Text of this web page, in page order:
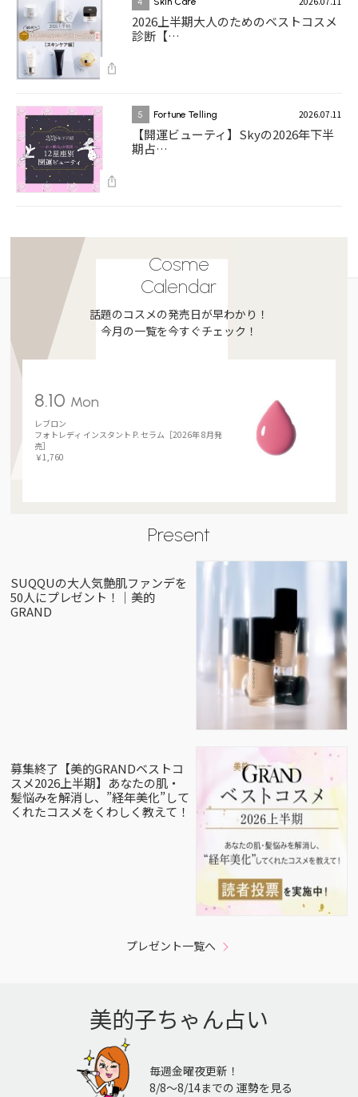
2026上半期大人のためのベストコスメ
診断【…
5 Fortune Telling 2026.07.11
【開運ビューティ】Skyの2026年下半
期占…
Cosme
Calendar
話題のコスメの発売日が早わかり！
今月の一覧を今すぐチェック！
8.10 Mon
レブロン
フォトレディ インスタント P. セラム［2026年 8月発
売］
￥1,760
Present
SUQQUの大人気艶肌ファンデを
50人にプレゼント！｜美的
GRAND
募集終了【美的GRANDベストコ
スメ2026上半期】あなたの肌・
髪悩みを解消し、”経年美化”して
くれたコスメをくわしく教えて！
プレゼント一覧へ
美的子ちゃん占い
毎週金曜夜更新！
8/8〜8/14までの 運勢を見る